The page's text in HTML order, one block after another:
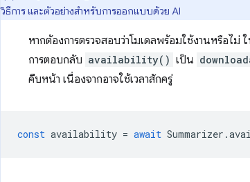
วิธีการ และตัวอย่างสำหรับการออกแบบด้วย AI
หากต้องการตรวจสอบว่าโมเดลพร้อมใช้งานหรือไ
การตอบกลับ availability() เป็น
คืบหน้า เนื่องจากอาจใช้เวลาสักครู่
const availability = await Summarizer .